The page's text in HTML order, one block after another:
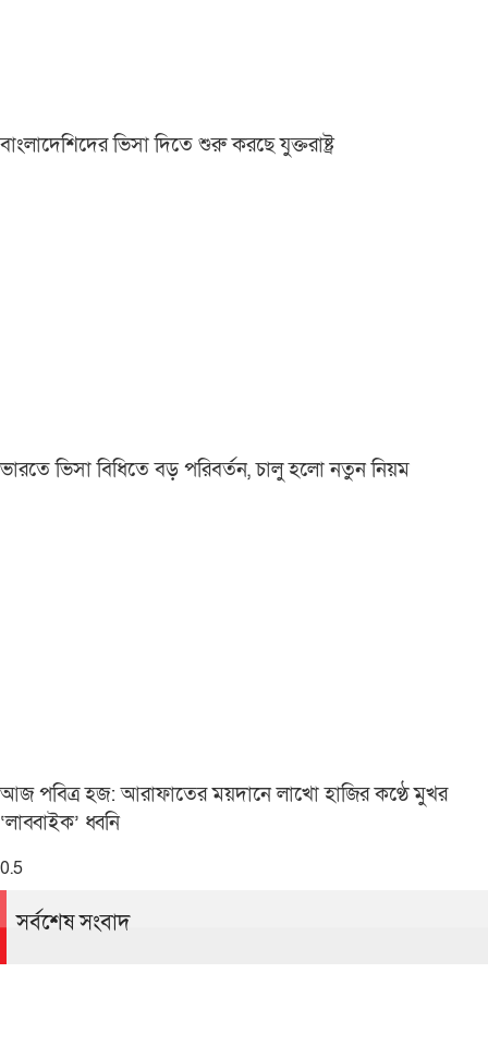
বাংলাদেশিদের ভিসা দিতে শুরু করছে যুক্তরাষ্ট্র
ভারতে ভিসা বিধিতে বড় পরিবর্তন, চালু হলো নতুন নিয়ম
আজ পবিত্র হজ: আরাফাতের ময়দানে লাখো হাজির কণ্ঠে মুখর
‘লাব্বাইক’ ধ্বনি
সর্বশেষ সংবাদ